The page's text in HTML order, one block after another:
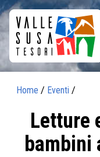
Home / Eventi /
Letture
bambini